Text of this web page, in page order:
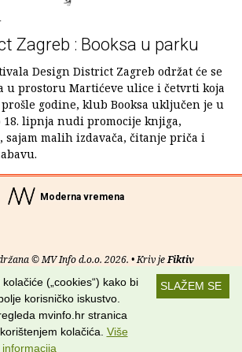
Zagreb : Booksa u parku
Design District Zagreb održat će se
u prostoru Martićeve ulice i četvrti koja
godine, klub Booksa uključen je u
18. lipnja nudi promocije knjiga,
sajam malih izdavača, čitanje priča i
Moderna vremena
© MV Info d.o.o. 2026. • Kriv jeFiktiv
Uvjeti korištenja RSS kanali
Potraži nas na:
SLAŽEM SE
(„cookies“) kako bi
korisničko iskustvo.
mvinfo.hr stranica
kolačića. Više
informacija